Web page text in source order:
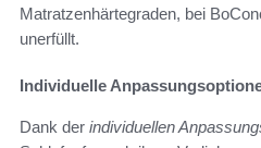
Matratzenhärtegraden, bei
unerfüllt.
Individuelle
Dank der individuellen